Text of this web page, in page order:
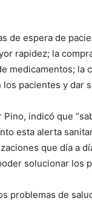
de espera de
rapidez; la
medicamentos;
pacientes y dar
indicó que
esta alerta
que día a
solucionar los
problemas de